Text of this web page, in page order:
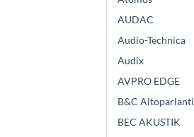
AUDAC
Audio-Technica
Audix
AVPRO EDGE
B&C Altoparlanti
BEC AKUSTIK